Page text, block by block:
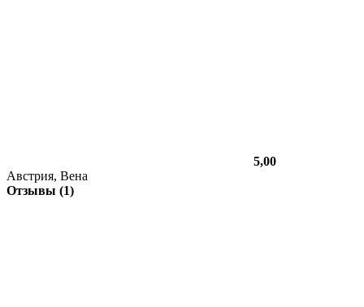
5,00
Австрия, Вена
Отзывы (1)